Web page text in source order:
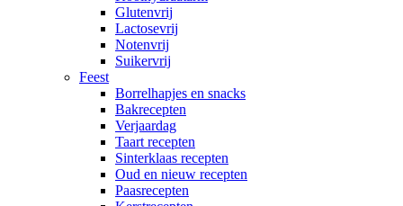
Glutenvrij
Lactosevrij
Notenvrij
Suikervrij
Feest
Borrelhapjes en snacks
Bakrecepten
Verjaardag
Taart recepten
Sinterklaas recepten
Oud en nieuw recepten
Paasrecepten